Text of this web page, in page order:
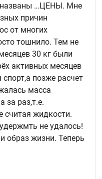
…ЦЕНЫ. Мне
причин
от многих
тошнило. Тем не
30 кг были
активных месяцев
позже расчет
масса
за раз,т.е.
считая жидкости.
не удалось!
образ жизни. Теперь